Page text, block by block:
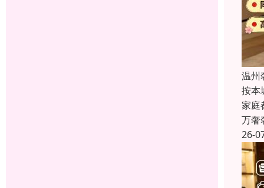
温州
按本
家庭
万奢
26-